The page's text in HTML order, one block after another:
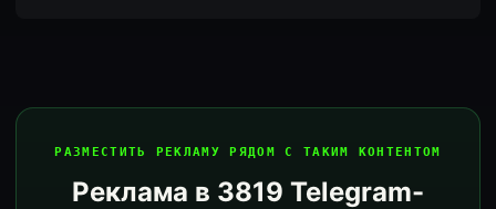
РАЗМЕСТИТЬ РЕКЛАМУ РЯДОМ С ТАКИМ КОНТЕНТОМ
Реклама в 3819 Telegram-